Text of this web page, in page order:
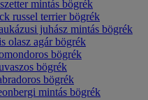
mintás bögrék
russel terrier bögrék
juhász mintás bögrék
olasz agár bögrék
bögrék
bögrék
bögrék
mintás bögrék